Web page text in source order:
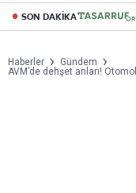
SON DAKİKA
Haberler
Gündem
AVM’de dehşet anları!